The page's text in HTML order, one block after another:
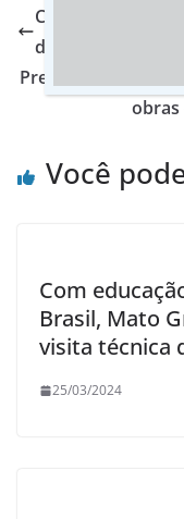
Contra a
do Maio Laranja
Prefeitos destacam
obras
Você
Com
Brasil, Mato
visita técnica
25/03/2024